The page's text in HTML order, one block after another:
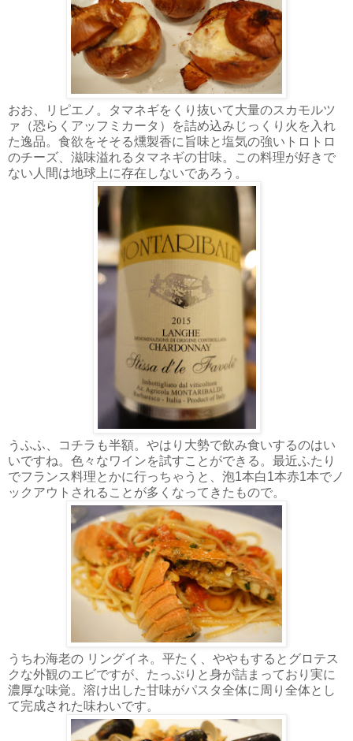
おお、リピエノ。タマネギをくり抜いて大量のスカモルツ
ァ（恐らくアッフミカータ）を詰め込みじっくり火を入れ
た逸品。食欲をそそる燻製香に旨味と塩気の強いトロトロ
のチーズ、滋味溢れるタマネギの甘味。この料理が好きで
ない人間は地球上に存在しないであろう。
うふふ、コチラも半額。やはり大勢で飲み食いするのはい
いですね。色々なワインを試すことができる。最近ふたり
でフランス料理とかに行っちゃうと、泡1本白1本赤1本でノ
ックアウトされることが多くなってきたもので。
うちわ海老の リングイネ。平たく、ややもするとグロテス
クな外観のエビですが、たっぷりと身が詰まっており実に
濃厚な味覚。溶け出した甘味がパスタ全体に周り全体とし
て完成された味わいです。